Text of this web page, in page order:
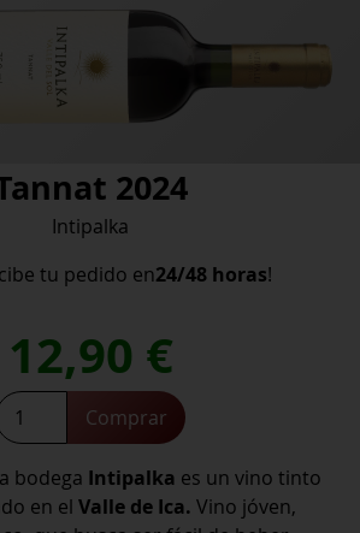
2024
Intipalka
tu pedido en24/48 horas!
12,90 €
Comprar
bodega Intipalka es un vino tinto
en el Valle de Ica. Vino jóven,